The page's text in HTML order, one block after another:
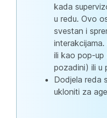
kada
u redu. Ovo
svestan i
ili kao pop-up
pozadini) ili u
Dodjela reda
ukloniti za